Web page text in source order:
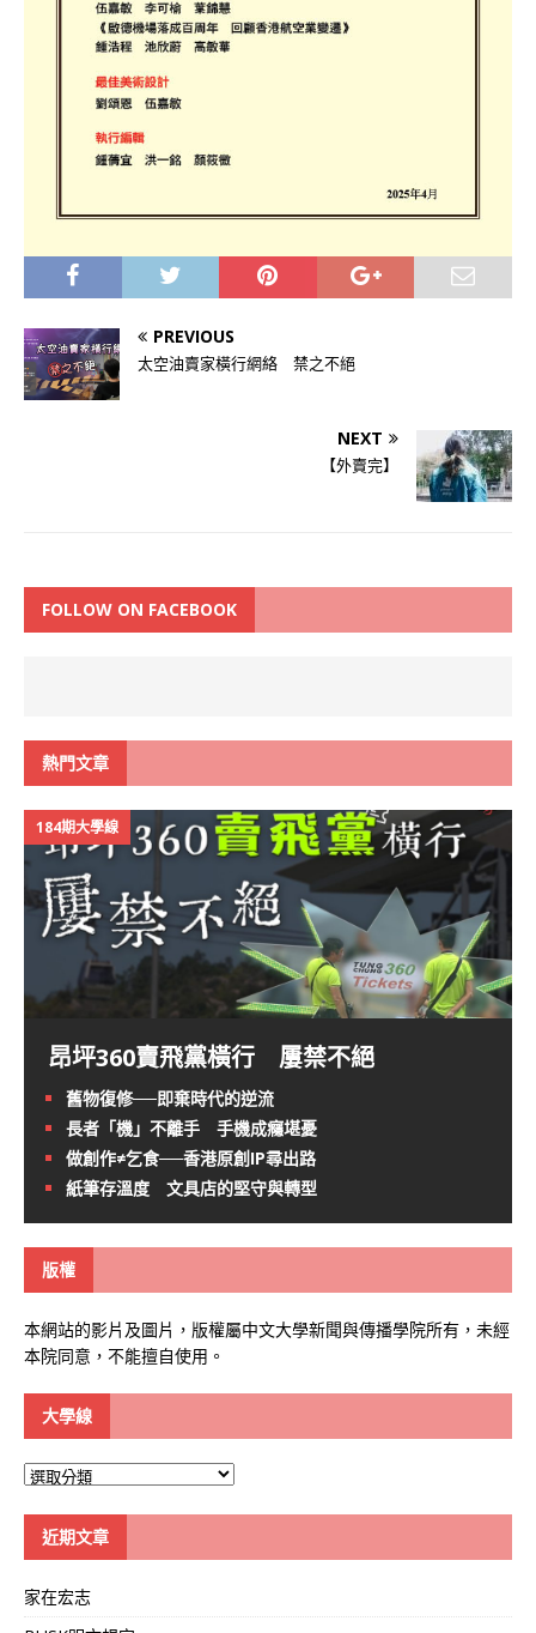
PREVIOUS
太空油賣家橫行網絡 禁之不絕
NEXT
【外賣完】
FOLLOW ON FACEBOOK
熱門文章
184期大學線
昂坪360賣飛黨橫行 屢禁不絕
舊物復修──即棄時代的逆流
長者「機」不離手 手機成癮堪憂
做創作≠乞食──香港原創IP尋出路
紙筆存溫度 文具店的堅守與轉型
版權
本網站的影片及圖片，版權屬中文大學新聞與傳播學院所有，未經
本院同意，不能擅自使用。
大學線
大
近期文章
家在宏志